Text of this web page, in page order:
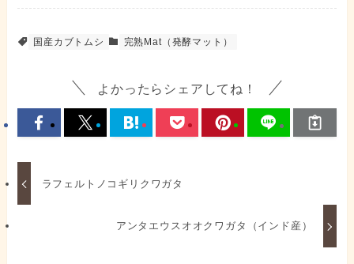
国産カブトムシ 完熟Mat（発酵マット）
よかったらシェアしてね！
ラフェルトノコギリクワガタ
アンタエウスオオクワガタ（インド産）